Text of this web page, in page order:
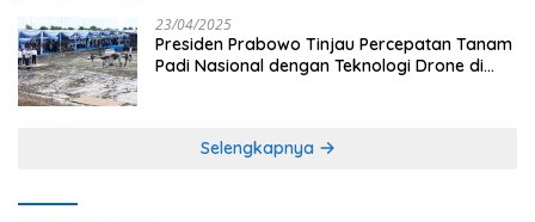
23/04/2025
Presiden Prabowo Tinjau Percepatan Tanam
Padi Nasional dengan Teknologi Drone di
Selengkapnya